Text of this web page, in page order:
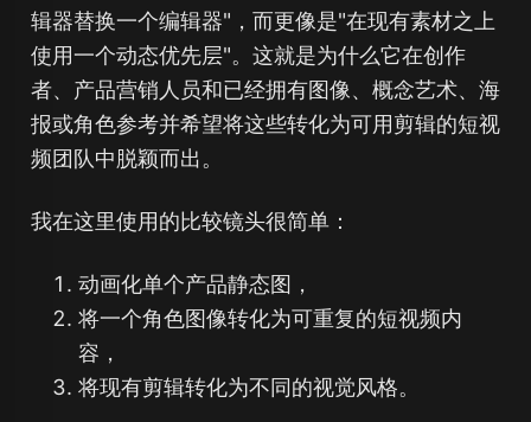
辑器替换一个编辑器"，而更像是"在现有素材之上
使用一个动态优先层"。这就是为什么它在创作
者、产品营销人员和已经拥有图像、概念艺术、海
报或角色参考并希望将这些转化为可用剪辑的短视
频团队中脱颖而出。
我在这里使用的比较镜头很简单：
动画化单个产品静态图，
将一个角色图像转化为可重复的短视频内
容，
将现有剪辑转化为不同的视觉风格。